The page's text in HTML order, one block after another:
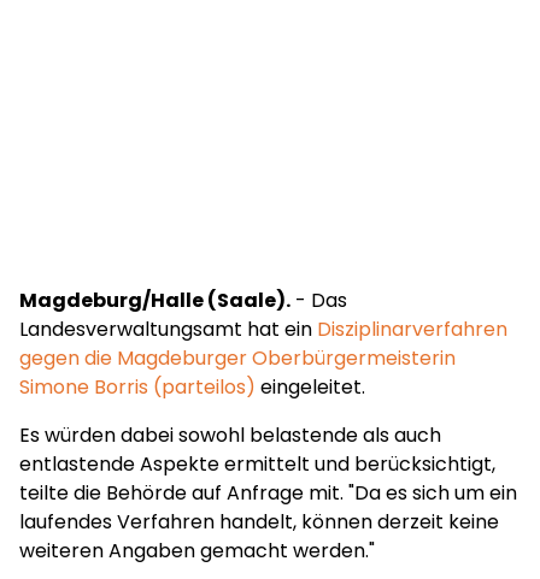
Magdeburg/Halle (Saale). - Das
Landesverwaltungsamt hat ein Disziplinarverfahren
gegen die Magdeburger Oberbürgermeisterin
Simone Borris (parteilos) eingeleitet.
Es würden dabei sowohl belastende als auch
entlastende Aspekte ermittelt und berücksichtigt,
teilte die Behörde auf Anfrage mit. "Da es sich um ein
laufendes Verfahren handelt, können derzeit keine
weiteren Angaben gemacht werden."